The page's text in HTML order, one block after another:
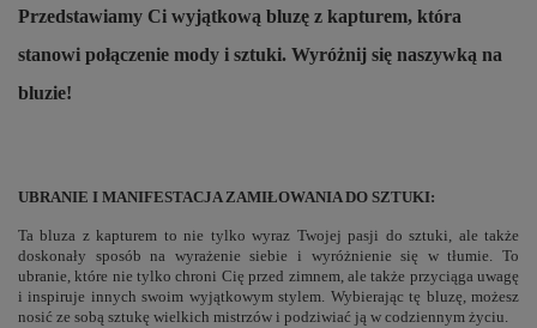
Przedstawiamy Ci wyjątkową bluzę z kapturem, która
stanowi połączenie mody i sztuki. Wyróżnij się naszywką na
bluzie!
UBRANIE I MANIFESTACJA ZAMIŁOWANIA DO SZTUKI:
Ta bluza z kapturem to nie tylko wyraz Twojej pasji do sztuki, ale także
doskonały sposób na wyrażenie siebie i wyróżnienie się w tłumie. To
ubranie, które nie tylko chroni Cię przed zimnem, ale także przyciąga uwagę
i inspiruje innych swoim wyjątkowym stylem. Wybierając tę bluzę, możesz
nosić ze sobą sztukę wielkich mistrzów i podziwiać ją w codziennym życiu.